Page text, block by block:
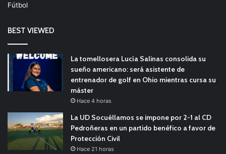
Fútbol
BEST VIEWED
La tomellosera Lucía Salinas consolida su
sueño americano: será asistente de
entrenador de golf en Ohio mientras cursa su
máster
Hace 4 horas
La UD Socuéllamos se impone por 2-1 al CD
Pedroñeras en un partido benéfico a favor de
Protección Civil
Hace 21 horas